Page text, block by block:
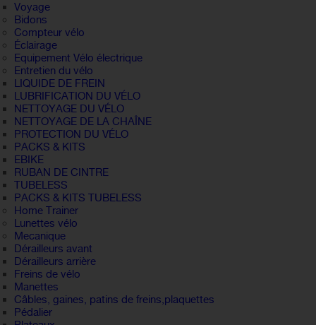
Voyage
Bidons
Compteur vélo
Éclairage
Equipement Vélo électrique
Entretien du vélo
LIQUIDE DE FREIN
LUBRIFICATION DU VÉLO
NETTOYAGE DU VÉLO
NETTOYAGE DE LA CHAÎNE
PROTECTION DU VÉLO
PACKS & KITS
EBIKE
RUBAN DE CINTRE
TUBELESS
PACKS & KITS TUBELESS
Home Trainer
Lunettes vélo
Mecanique
Dérailleurs avant
Dérailleurs arrière
Freins de vélo
Manettes
Câbles, gaines, patins de freins,plaquettes
Pédalier